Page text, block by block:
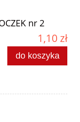
nr 2
1,10 zł
do koszyka